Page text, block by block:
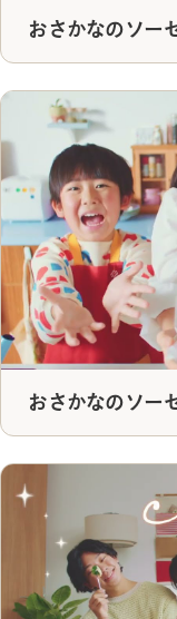
おさかなのソー
おさかなのソー